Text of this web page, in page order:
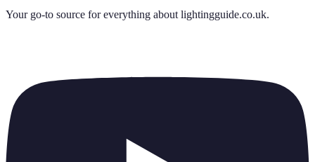
Your go-to source for everything about lightingguide.co.uk.